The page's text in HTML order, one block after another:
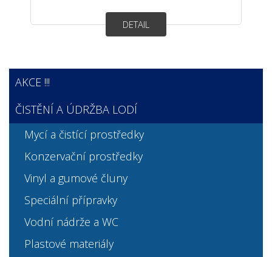
DETAIL
AKCE !!!
ČISTĚNÍ A ÚDRŽBA LODÍ
Mycí a čistící prostředky
Konzervační prostředky
Vinyl a gumové čluny
Speciální přípravky
Vodní nádrže a WC
Plastové materiály